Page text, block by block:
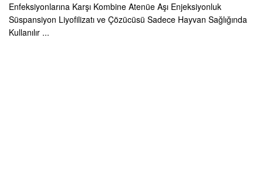
Enfeksiyonlarına Karşı Kombine Atenüe Aşı Enjeksiyonluk
Süspansiyon Liyofilizatı ve Çözücüsü Sadece Hayvan Sağlığında
Kullanılır ...